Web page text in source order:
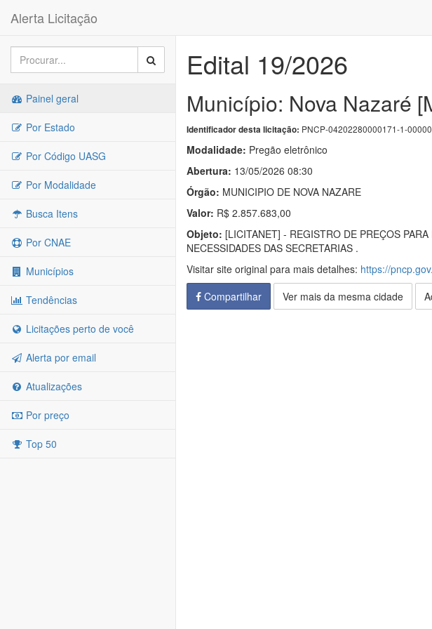
Alerta Licitação
Painel geral
Por Estado
Por Código UASG
Por Modalidade
Busca Itens
Por CNAE
Municípios
Tendências
Licitações perto de você
Alerta por email
Atualizações
Por preço
Top 50
Edital 19/2026
Município: Nova Nazaré
Identificador desta licitação: PNCP-04202280000171-1-
Modalidade: Pregão eletrônico
Abertura: 13/05/2026 08:30
Órgão: MUNICIPIO DE NOVA NAZARE
Valor: R$ 2.857.683,00
Objeto: [LICITANET] - REGISTRO DE PREÇOS
NECESSIDADES DAS SECRETARIAS .
Visitar site original para mais detalhes: https://
Compartilhar
Ver mais da mesma cidade